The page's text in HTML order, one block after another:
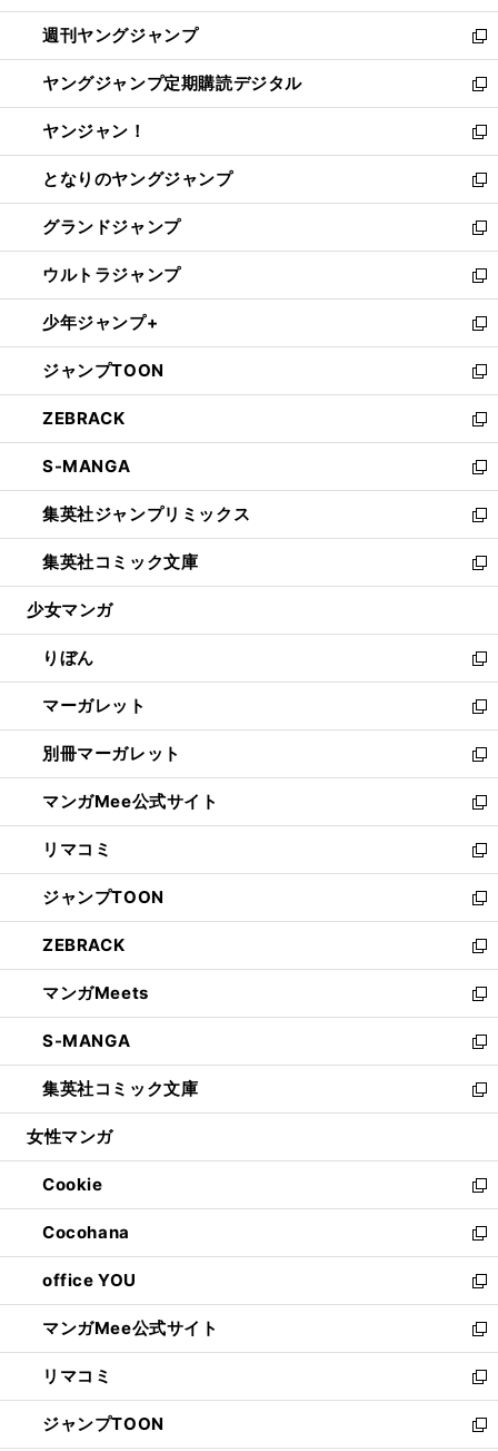
開
く
ウ
で
開
く
ン
ド
ウ
で
開
く
ウ
ィ
ン
ド
ウ
で
開
く
週刊ヤングジャンプ
新
し
い
ウ
ィ
ン
ド
ウ
で
開
く
ヤングジャンプ定期購読デジタル
新
し
い
ウ
ィ
ン
ド
ウ
で
開
く
ヤンジャン！
新
し
い
ウ
ィ
ン
ド
ウ
で
開
く
となりのヤングジャンプ
新
し
い
ウ
ィ
ン
ド
ウ
で
開
く
グランドジャンプ
新
し
い
ウ
ィ
ン
ド
ウ
で
開
く
ウルトラジャンプ
新
し
い
ウ
ィ
ン
ド
ウ
で
開
く
少年ジャンプ+
新
し
い
ウ
ィ
ン
ド
ウ
で
開
く
ジャンプTOON
新
し
い
ウ
ィ
ン
ド
ウ
で
開
ZEBRACK
新
し
い
ウ
ィ
ン
ド
ウ
開
く
S-MANGA
新
し
い
ウ
ィ
ン
ウ
で
開
く
集英社ジャンプリミックス
新
し
い
ウ
ン
ド
ウ
で
開
く
集英社コミック文庫
新
し
ウ
ィ
ン
ド
ウ
で
開
く
少女マンガ
りぼん
新
し
い
ウ
ィ
ン
ド
ウ
で
開
く
マーガレット
新
し
い
ウ
ィ
ン
ド
ウ
で
開
く
別冊マーガレット
新
し
い
ウ
ィ
ン
ド
ウ
で
開
く
マンガMee公式サイト
新
し
い
ウ
ィ
ン
ド
ウ
で
開
く
リマコミ
新
し
い
ウ
ィ
ン
ド
ウ
で
開
く
ジャンプTOON
新
し
い
ウ
ィ
ン
ド
ウ
で
開
ZEBRACK
新
し
い
ウ
ィ
ン
ド
ウ
開
く
マンガMeets
新
し
い
ウ
ィ
ン
ウ
で
開
く
S-MANGA
新
し
い
ウ
ン
ド
ウ
で
開
く
集英社コミック文庫
新
し
ウ
ィ
ン
ド
ウ
で
開
く
女性マンガ
Cookie
新
し
い
ウ
ィ
ン
ド
ウ
で
開
く
Cocohana
新
し
い
ウ
ィ
ン
ド
ウ
で
office YOU
新
し
い
ウ
ィ
ン
ド
マンガMee公式サイト
新
し
い
ウ
ィ
リマコミ
新
し
い
ジャンプTOON
新